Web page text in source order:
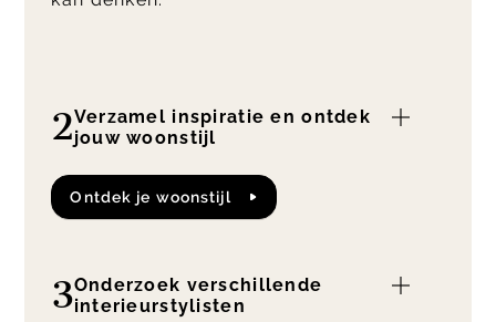
2Verzamel inspiratie en ontdek
jouw woonstijl
Ontdek je woonstijl
3Onderzoek verschillende
interieurstylisten